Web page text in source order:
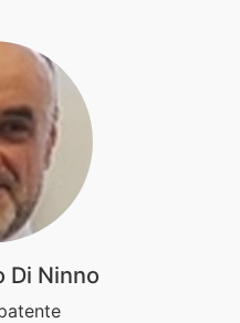
Di Ninno